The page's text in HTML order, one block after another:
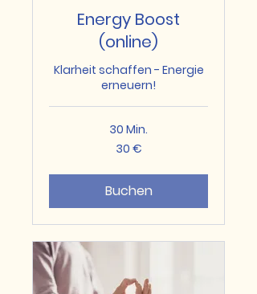
Energy Boost
(online)
Klarheit schaffen - Energie
erneuern!
30 Min.
30 €
Buchen